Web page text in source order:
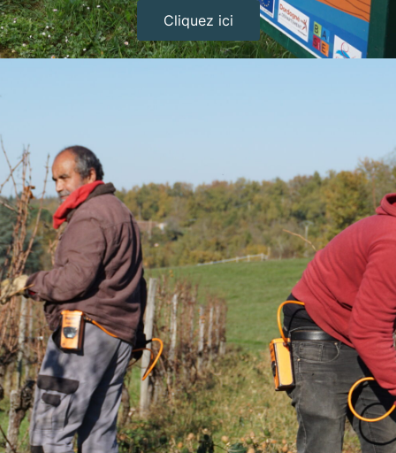
Cliquez ici